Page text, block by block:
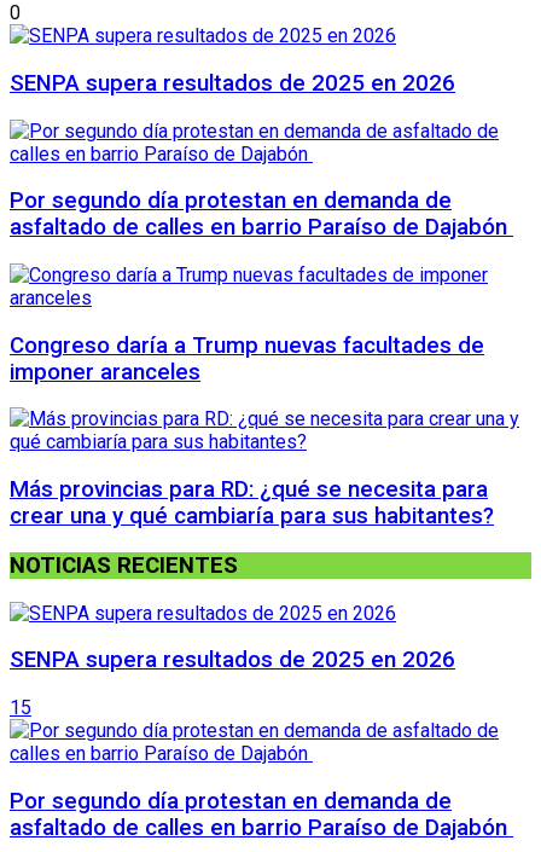
0
SENPA supera resultados de 2025 en 2026
Por segundo día protestan en demanda de
asfaltado de calles en barrio Paraíso de Dajabón
Congreso daría a Trump nuevas facultades de
imponer aranceles
Más provincias para RD: ¿qué se necesita para
crear una y qué cambiaría para sus habitantes?
NOTICIAS RECIENTES
SENPA supera resultados de 2025 en 2026
15
Por segundo día protestan en demanda de
asfaltado de calles en barrio Paraíso de Dajabón